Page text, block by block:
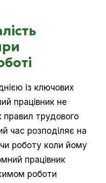
із ключових
працівник не
правил трудового
час розподіляє на
роботу коли йому
працівник
роботи